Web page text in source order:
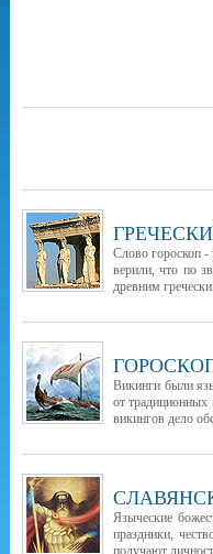
Слово гороскоп -
верили, что по
древним
Викинги были
от традиционных
викингов дело
Языческие
праздники,
получают